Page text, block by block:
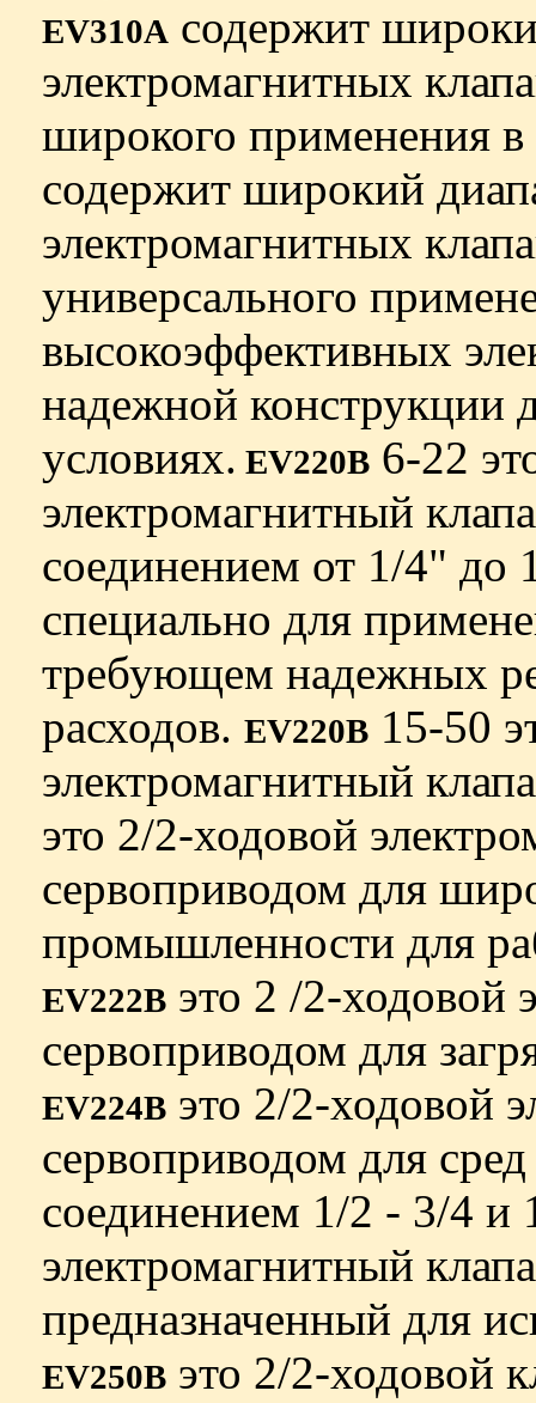
EV310A содержит
электромагнитных
широкого применения
содержит широкий
электромагнитных
универсального
высокоэффективных
надежной конструкции
условиях. EV220B 6-22
электромагнитный
соединением от 1/4" до
специально для
требующем надежных
расходов. EV220B 15-50
электромагнитный
это 2/2-ходовой
сервоприводом для
промышленности для
EV222B это 2 /2-ходовой
сервоприводом для
EV224B это 2/2-ходовой
сервоприводом для
соединением 1/2 - 3/4 и
электромагнитный
предназначенный для
EV250B это 2/2-ходовой